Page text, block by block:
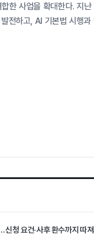
한 사업을 확대한다. 지
전하고, AI 기본법 시행
청 요건·사후 환수까지 따